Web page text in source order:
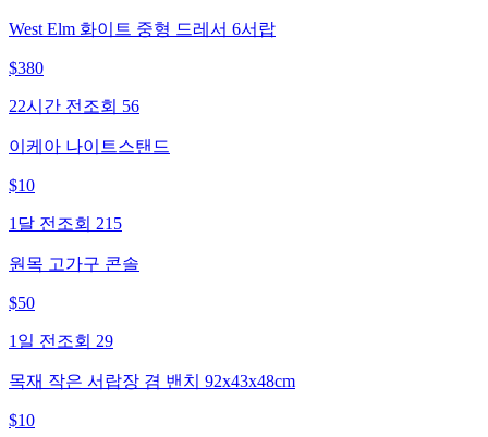
West Elm 화이트 중형 드레서 6서랍
$380
22시간 전 조회 56
이케아 나이트스탠드
$10
1달 전 조회 215
원목 고가구 콘솔
$50
1일 전 조회 29
목재 작은 서랍장 겸 밴치 92x43x48cm
$10